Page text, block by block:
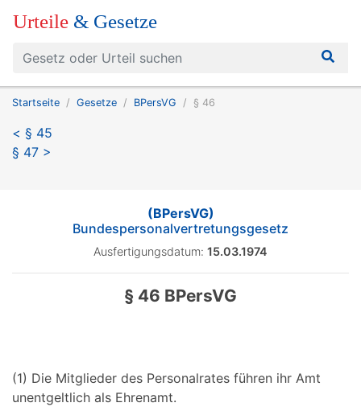
Urteile & Gesetze
Startseite Gesetze BPersVG § 46
< § 45
§ 47 >
(BPersVG)
Bundespersonalvertretungsgesetz
Ausfertigungsdatum: 15.03.1974
§ 46 BPersVG
(1) Die Mitglieder des Personalrates führen ihr Amt
unentgeltlich als Ehrenamt.